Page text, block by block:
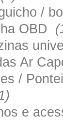
/
OBD
Ar
/
e